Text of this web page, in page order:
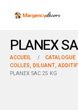
PLANEX
ACCUEIL
CATALOGUE
COLLES, DILUANT,
PLANEX SAC 25 KG